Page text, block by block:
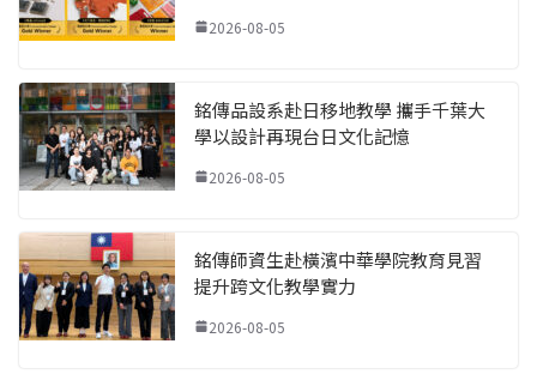
2026-08-05
銘傳品設系赴日移地教學 攜手千葉大
學以設計再現台日文化記憶
2026-08-05
銘傳師資生赴橫濱中華學院教育見習
提升跨文化教學實力
2026-08-05